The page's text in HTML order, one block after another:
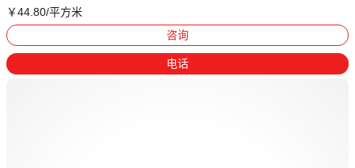
￥44 .80/平方米
咨询
电话